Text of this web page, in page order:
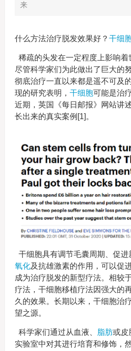
来
什么方法治疗脱发效果好？ 干细
稀疏的头发在一定程度上影响着
尽管科学家们为此做出了巨大的
彻底治疗一直以来都是遥不可及
现的研究表明， 干细胞可能是治
近期，英国《每日邮报》网站讲
长出来的真实案例[1]。
干细胞具有调节毛囊周期、促进
氧化及抗雄激素的作用，可以促
成为治疗脱发的新型疗法。相较
疗法，干细胞移植疗法因强大的
久的效果。长期以来，干细胞治
望之源。
科学家们通过从血液、 脂肪或皮
实验室中对其进行培育和修饰，